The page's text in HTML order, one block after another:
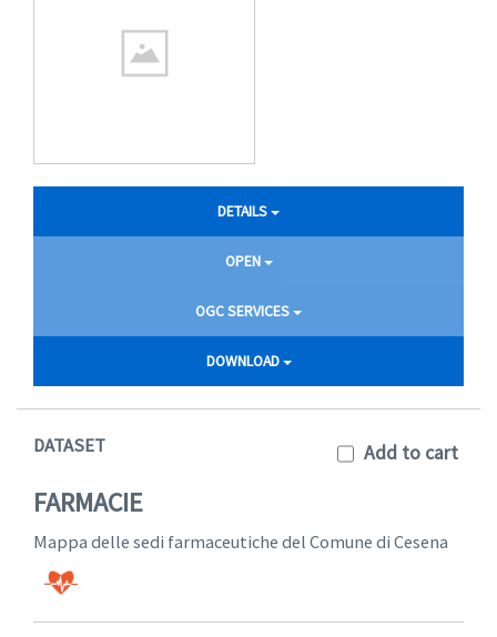
DETAILS
OPEN
OGC SERVICES
DOWNLOAD
DATASET Add to cart
FARMACIE
Mappa delle sedi farmaceutiche del Comune di Cesena